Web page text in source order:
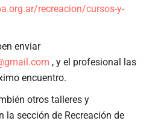
recreacion/cursos-y-
enviar
, y el profesional las
encuentro.
otros talleres y
la sección de Recreación de